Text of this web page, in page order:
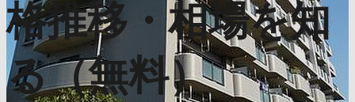
格推移・相場を知
る（無料）